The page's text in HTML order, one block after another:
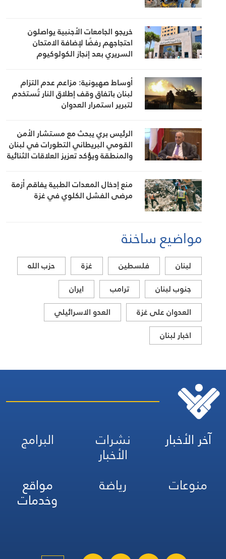
خريجو الجامعات الأجنبية يواصلون
احتجاجهم رفضًا لإضافة الامتحان
السريري بعد إنجاز الكولوكيوم
أوساط صهيونية: مزاعم عدم التزام
لبنان باتفاق وقف إطلاق النار تُستخدم
لتبرير استمرار العدوان
الرئيس بري يبحث مع مستشار الأمن
القومي البريطاني التطورات في لبنان
والمنطقة ويؤكد تعزيز العلاقات الثنائية
منع إدخال المعدات الطبية يفاقم أزمة
مرضى الفشل الكلوي في غزة
مواضيع ساخنة
لبنان فلسطين غزة
حزب الله
جنوب لبنان
ترامب
ايران
العدوان على غزة
العدو الاسرائيلي
اخبار لبنان
آخر الأخبار نشرات
الأخبار
البرامج
منوعات
رياضة مواقع
وخدمات